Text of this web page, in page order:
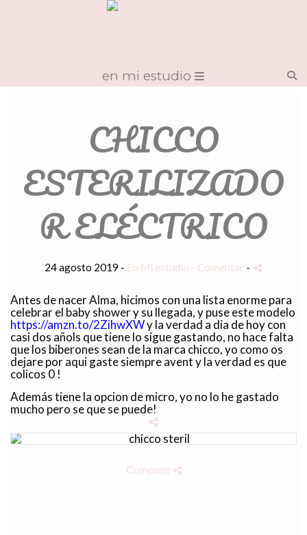
en mi estudio
CHICCO
ESTERILIZADO
R ELÉCTRICO
24 agosto 2019 - En Mi estudio - Comentar -
Antes de nacer Alma, hicimos con una lista enorme para
celebrar el baby shower y su llegada, y puse este modelo
https://amzn.to/2ZihwXWy la verdad a dia de hoy con
casi dos añols que tiene lo sigue gastando, no hace falta
que los biberones sean de la marca chicco, yo como os
dejare por aqui gaste siempre avent y la verdad es que
colicos 0 !
Además tiene la opcion de micro, yo no lo he gastado
mucho pero se que se puede!
Compartir